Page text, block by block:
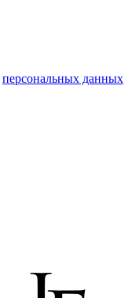
персональных данных